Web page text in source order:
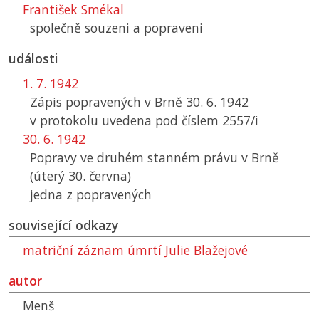
František Smékal
společně souzeni a popraveni
události
1. 7. 1942
Zápis popravených v Brně 30. 6. 1942
v protokolu uvedena pod číslem 2557/i
30. 6. 1942
Popravy ve druhém stanném právu v Brně
(úterý 30. června)
jedna z popravených
související odkazy
matriční záznam úmrtí Julie Blažejové
autor
Menš